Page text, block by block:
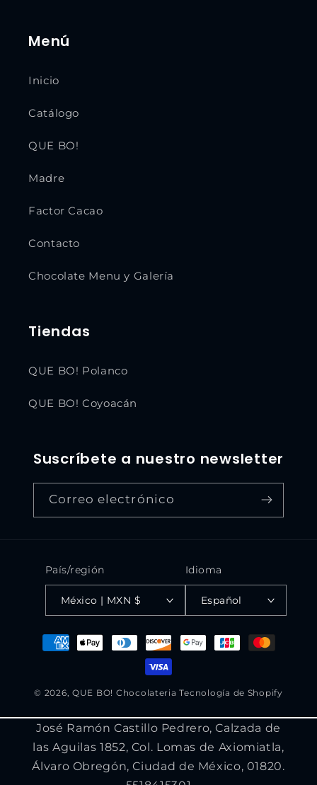
Menú
Inicio
Catálogo
QUE BO!
Madre
Factor Cacao
Contacto
Chocolate Menu y Galería
Tiendas
QUE BO! Polanco
QUE BO! Coyoacán
Suscríbete a nuestro newsletter
Correo electrónico
País/región
México | MXN $
Idioma
Español
Formas
© 2026, QUE BO! Chocolateria Tecnología de Shopify
José Ramón Castillo Pedrero, Calzada de
las Aguilas 1852, Col. Lomas de Axiomiatla,
Álvaro Obregón, Ciudad de México, 01820.